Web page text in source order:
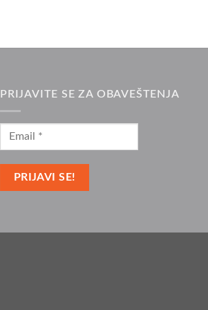
PRIJAVITE SE ZA OBAVEŠTENJA